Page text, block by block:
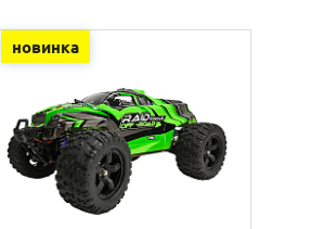
новинка